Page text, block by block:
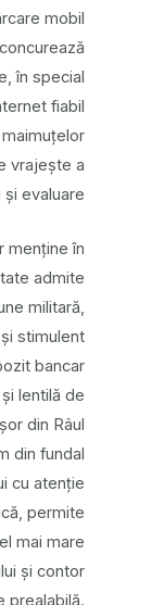
mobil
în special
fiabil
vrajește a
evaluare}.
menține în
admite
militară,
stimulent
bancar
lentilă de
din Râul
din fundal
cu atenție
permite
mai mare
și contor
prealabilă.